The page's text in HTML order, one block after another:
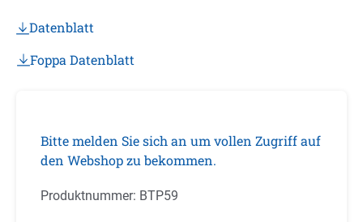
Datenblatt
Foppa Datenblatt
Bitte melden Sie sich an um vollen Zugriff auf
den Webshop zu bekommen.
Produktnummer: BTP59